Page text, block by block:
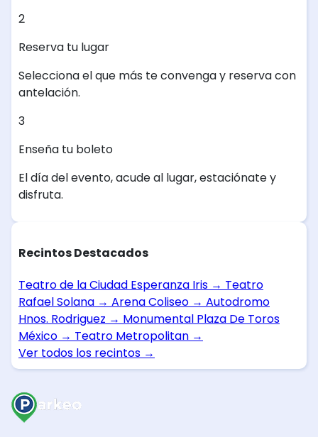
2
Reserva tu lugar
Selecciona el que más te convenga y reserva con
antelación.
3
Enseña tu boleto
El día del evento, acude al lugar, estaciónate y
disfruta.
Recintos Destacados
Teatro de la Ciudad Esperanza Iris → Teatro
Rafael Solana → Arena Coliseo → Autodromo
Hnos. Rodriguez → Monumental Plaza De Toros
México → Teatro Metropolitan →
Ver todos los recintos →